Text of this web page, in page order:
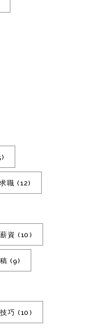
求職 (12)
薪資 (10)
(9)
巧 (10)